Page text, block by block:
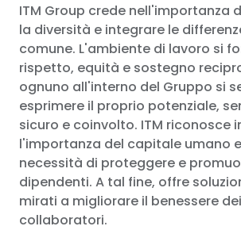
ITM Group crede nell'importanza
la diversità e integrare le
comune. L'ambiente di lavoro si
rispetto, equità e sostegno
ognuno all'interno del Gruppo si
esprimere il proprio potenziale,
sicuro e coinvolto. ITM riconosce
l'importanza del capitale umano
necessità di proteggere e
dipendenti. A tal fine, offre
mirati a migliorare il benessere
collaboratori.